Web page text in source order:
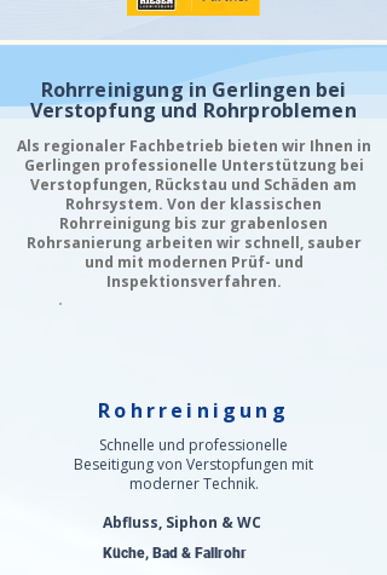
Rohrreinigung in Gerlingen bei
Verstopfung und Rohrproblemen
Als regionaler Fachbetrieb bieten wir Ihnen in
Gerlingen professionelle Unterstützung bei
Verstopfungen, Rückstau und Schäden am
Rohrsystem. Von der klassischen
Rohrreinigung bis zur grabenlosen
Rohrsanierung arbeiten wir schnell, sauber
und mit modernen Prüf- und
Inspektionsverfahren.
Rohrreinigung
Schnelle und professionelle
Beseitigung von Verstopfungen mit
moderner Technik.
Abfluss, Siphon & WC
Küche, Bad & Fallrohr